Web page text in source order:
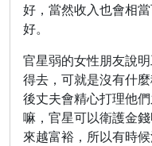
好，當然收入也會相
好。
官星弱的女性朋友說
得去，可就是沒有什
後丈夫會精心打理他
嘛，官星可以衛護金
來越富裕，所以有時